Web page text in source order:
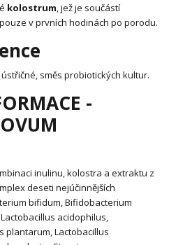
kolostrum, jež je součástí
v prvních hodinách po porodu.
směs probiotických kultur.
-
inulinu, kolostra a extraktu z
deseti nejúčinnějších
bifidum, Bifidobacterium
acidophilus,
plantarum, Lactobacillus